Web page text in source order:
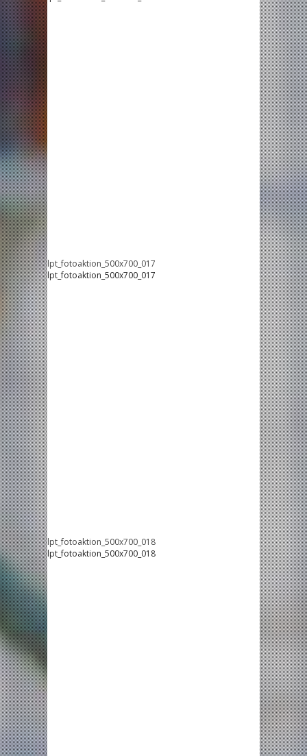
lpt_fotoaktion_500x700_017
lpt_fotoaktion_500x700_017
lpt_fotoaktion_500x700_018
lpt_fotoaktion_500x700_018